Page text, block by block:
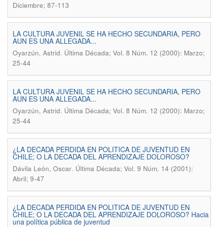
Diciembre; 87-113
LA CULTURA JUVENIL SE HA HECHO SECUNDARIA, PERO
AUN ES UNA ALLEGADA...
Oyarzún, Astrid. Última Década; Vol. 8 Núm. 12 (2000): Marzo;
25-44
LA CULTURA JUVENIL SE HA HECHO SECUNDARIA, PERO
AUN ES UNA ALLEGADA...
Oyarzún, Astrid. Última Década; Vol. 8 Núm. 12 (2000): Marzo;
25-44
¿LA DECADA PERDIDA EN POLITICA DE JUVENTUD EN
CHILE; O LA DECADA DEL APRENDIZAJE DOLOROSO?
Dávila León, Oscar. Última Década; Vol. 9 Núm. 14 (2001):
Abril; 9-47
¿LA DECADA PERDIDA EN POLITICA DE JUVENTUD EN
CHILE; O LA DECADA DEL APRENDIZAJE DOLOROSO? Hacia
una política pública de juventud